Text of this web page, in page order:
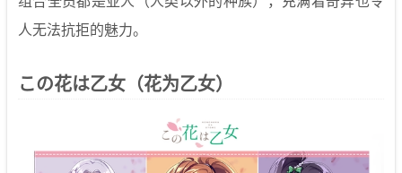
人无法抗拒的魅力。
この花は乙女（花为乙女）